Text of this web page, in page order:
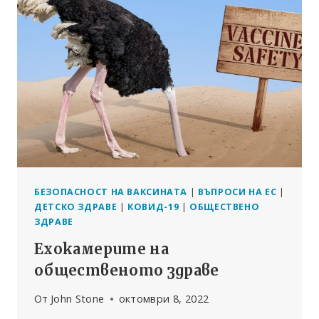
БЕЗОПАСНОСТ НА ВАКСИНАТА | ВЪПРОСИ НА ЕС |
ДЕТСКО ЗДРАВЕ | КОВИД-19 | ОБЩЕСТВЕНО
ЗДРАВЕ
Ехокамерите на
общественото здраве
От John Stone октомври 8, 2022